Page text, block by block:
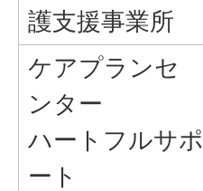
護支援事業所
ケアプランセ
ンター
ハートフルサポ
ート